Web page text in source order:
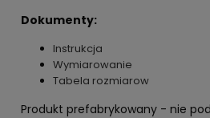
Dokumenty:
Instrukcja
Wymiarowanie
Tabela rozmiarow
Produkt prefabrykowany - nie